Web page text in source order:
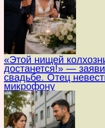
«Этой нищей
достанется!» —
свадьбе. Отец
микрофону